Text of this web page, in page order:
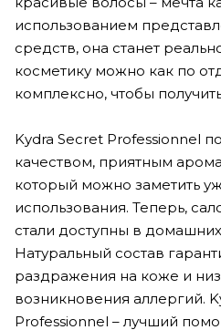
использованием
средств, она станет
косметику можно как по
комплексно, чтобы
Kydra Secret Professionnel
качеством, приятным
который можно заметить
использования. Теперь,
стали доступны в
Натуральный состав
раздражения на коже и
возникновения аллергий.
Professionnel – лучший